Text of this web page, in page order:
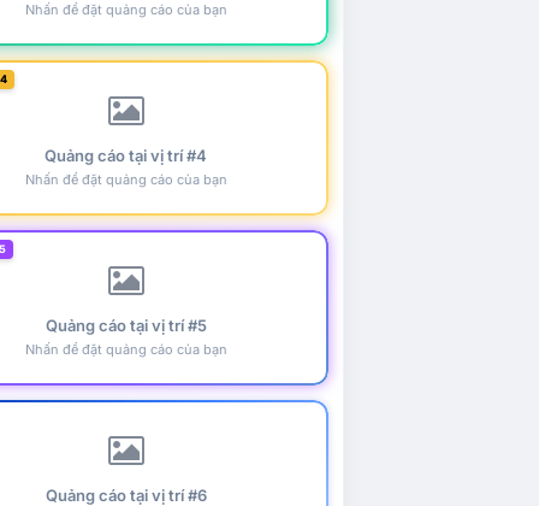
Nhấn để đặt quảng cáo của bạn
Quảng cáo tại vị trí #4
Nhấn để đặt quảng cáo của bạn
Quảng cáo tại vị trí #5
Nhấn để đặt quảng cáo của bạn
Quảng cáo tại vị trí #6